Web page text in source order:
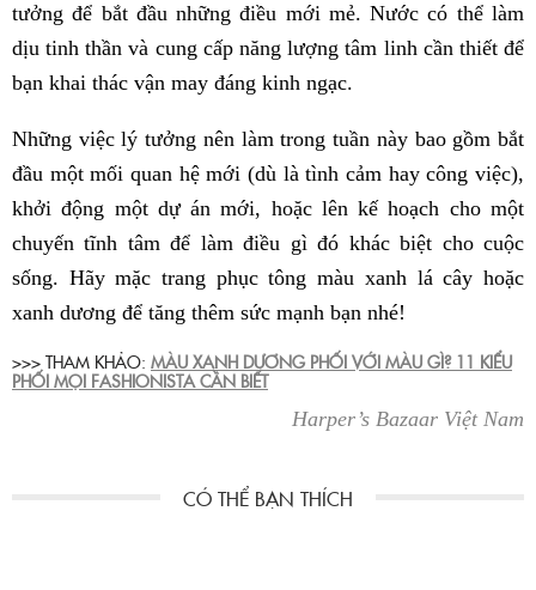
tưởng để bắt đầu những điều mới mẻ. Nước có thể làm
dịu tinh thần và cung cấp năng lượng tâm linh cần thiết để
bạn khai thác vận may đáng kinh ngạc.
Những việc lý tưởng nên làm trong tuần này bao gồm bắt
đầu một mối quan hệ mới (dù là tình cảm hay công việc),
khởi động một dự án mới, hoặc lên kế hoạch cho một
chuyến tĩnh tâm để làm điều gì đó khác biệt cho cuộc
sống. Hãy mặc trang phục tông màu xanh lá cây hoặc
xanh dương để tăng thêm sức mạnh bạn nhé!
>>> THAM KHẢO: MÀU XANH DƯƠNG PHỐI VỚI MÀU GÌ? 11 KIỂU
PHỐI MỌI FASHIONISTA CẦN BIẾT
Harper’s Bazaar Việt Nam